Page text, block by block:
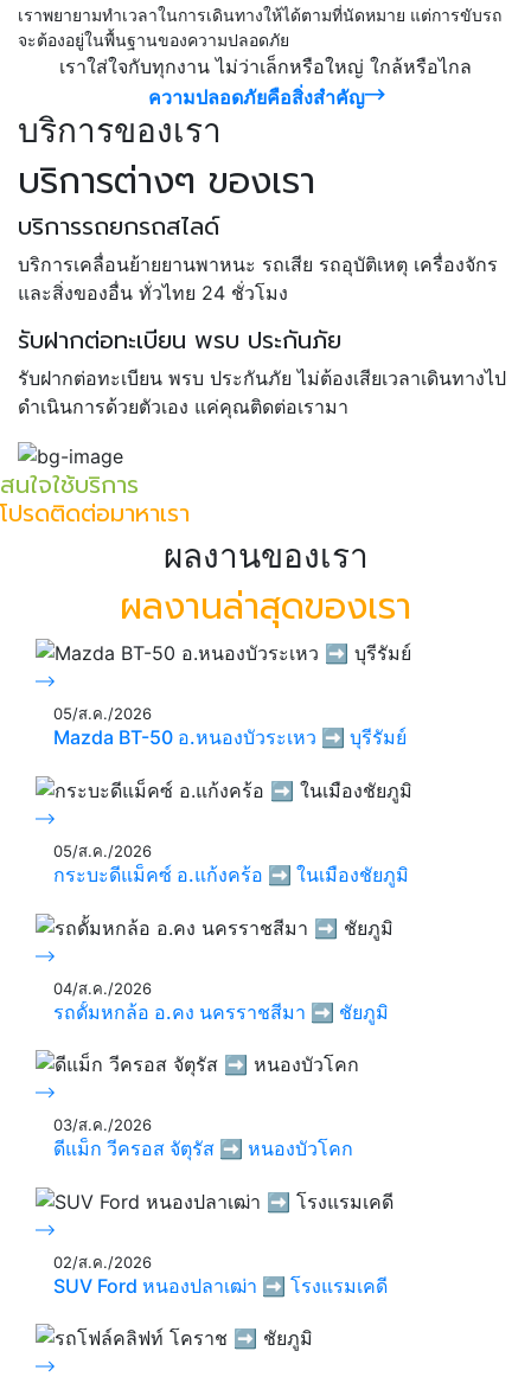
เราพยายามทำเวลาในการเดินทางให้ได้ตามที่นัดหมาย แต่การขับรถ
จะต้องอยู่ในพื้นฐานของความปลอดภัย
เราใส่ใจกับทุกงาน ไม่ว่าเล็กหรือใหญ่ ใกล้หรือไกล
ความปลอดภัยคือสิ่งสำคัญ
บริการของเรา
บริการต่างๆ ของเรา
บริการรถยกรถสไลด์
บริการเคลื่อนย้ายยานพาหนะ รถเสีย รถอุบัติเหตุ เครื่องจักร
และสิ่งของอื่น ทั่วไทย 24 ชั่วโมง
รับฝากต่อทะเบียน พรบ ประกันภัย
รับฝากต่อทะเบียน พรบ ประกันภัย ไม่ต้องเสียเวลาเดินทางไป
ดำเนินการด้วยตัวเอง แค่คุณติดต่อเรามา
สนใจใช้บริการ
โปรดติดต่อมาหาเรา
ผลงานของเรา
ผลงานล่าสุดของเรา
05/ส.ค./2026
Mazda BT-50 อ.หนองบัวระเหว ➡️ บุรีรัมย์
05/ส.ค./2026
กระบะดีแม็คซ์ อ.แก้งคร้อ ➡️ ในเมืองชัยภูมิ
04/ส.ค./2026
รถดั้มหกล้อ อ.คง นครราชสีมา ➡️ ชัยภูมิ
03/ส.ค./2026
ดีแม็ก วีครอส จัตุรัส ➡️ หนองบัวโคก
02/ส.ค./2026
SUV Ford หนองปลาเฒ่า ➡️ โรงแรมเคดี